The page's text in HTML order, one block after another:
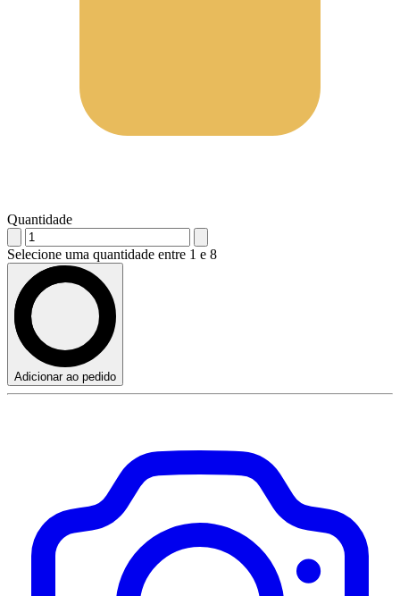
Quantidade
Selecione uma quantidade entre 1 e 8
Adicionar ao pedido